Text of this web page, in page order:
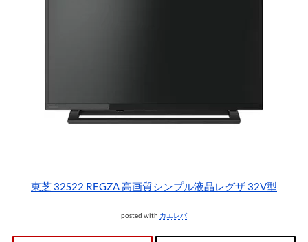
東芝 32S22 REGZA 高画質シンプル液晶レグザ 32V型
posted with カエレバ